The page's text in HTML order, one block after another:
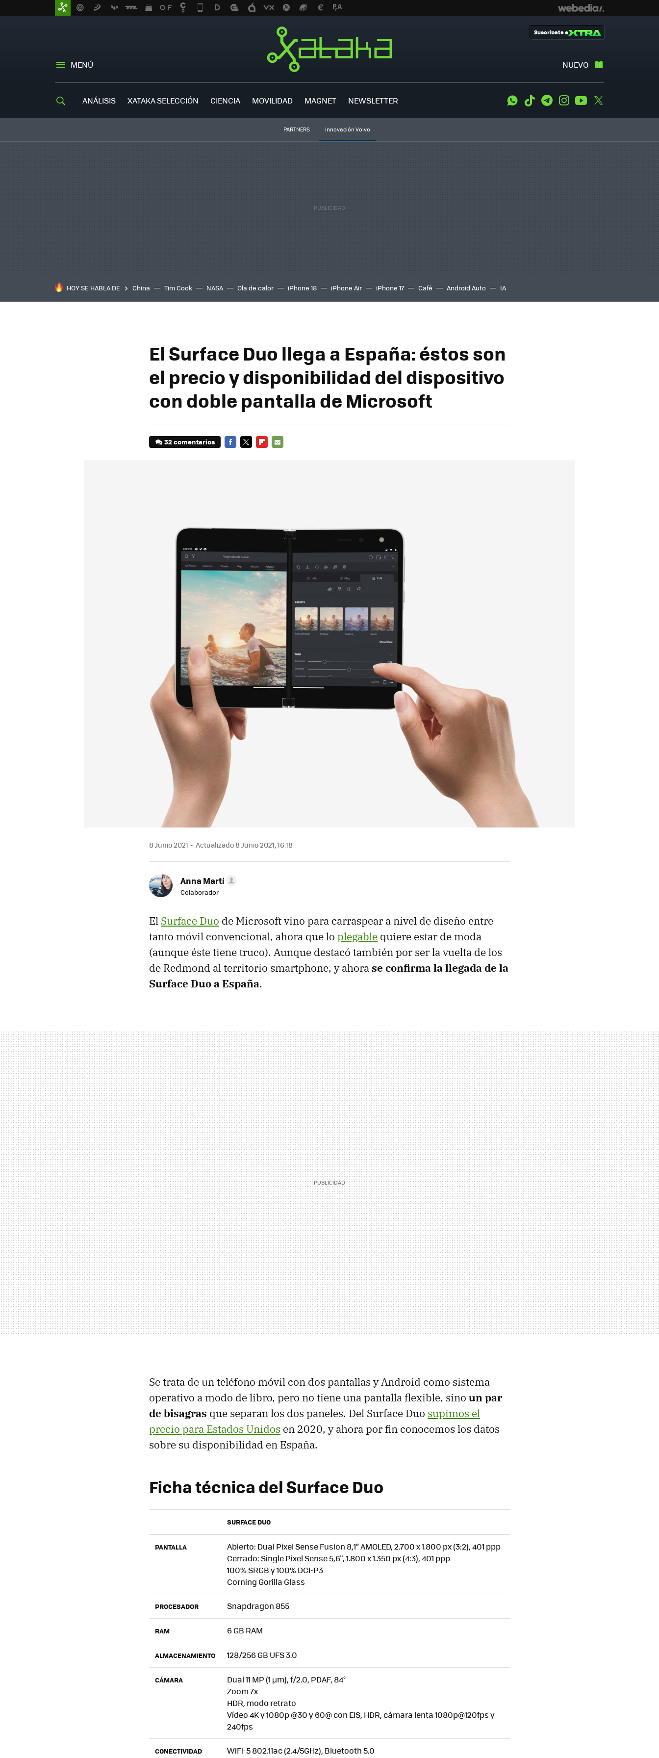
MENÚ NUEVO
Suscríbete a
ANÁLISIS XATAKA SELECCIÓN CIENCIA MOVILIDAD MAGNET NEWSLETTER WhatsApp
Tiktok TelegramInstagramYoutube
PARTNERS Innovación Volvo
HOY SE HABLA DE China Tim Cook NASA Ola de calor iPhone 18 iPhone Air iPhone 17 Café Android Auto IA
El Surface Duo llega a España: éstos son
el precio y disponibilidad del dispositivo
con doble pantalla de Microsoft
32 comentarios
8 Junio 2021 Actualizado 8 Junio 2021, 16:18
Anna Martí
Colaborador
El Surface Duo de Microsoft vino para carraspear a nivel de diseño entre
tanto móvil convencional, ahora que lo plegable quiere estar de moda
(aunque éste tiene truco). Aunque destacó también por ser la vuelta de los
de Redmond al territorio smartphone, y ahorase confirma la llegada de la
Surface Duo a España.
Se trata de un teléfono móvil con dos pantallas y Android como sistema
operativo a modo de libro, pero no tiene una pantalla flexible, sino un par
de bisagras que separan los dos paneles. Del Surface Duo supimos el
precio para Estados Unidos en 2020, y ahora por fin conocemos los datos
sobre su disponibilidad en España.
Ficha técnica del Surface Duo
SURFACE DUO
PANTALLA
Abierto: Dual Pixel Sense Fusion 8,1” AMOLED, 2.700 x 1.800 px (3:2), 401 ppp
Cerrado: Single Pixel Sense 5,6", 1.800 x 1.350 px (4:3), 401 ppp
100% SRGB y 100% DCI-P3
Corning Gorilla Glass
PROCESADOR Snapdragon 855
RAM 6 GB RAM
ALMACENAMIENTO 128/256 GB UFS 3.0
CÁMARA
Dual 11 MP (1 µm), f/2.0, PDAF, 84°
Zoom 7x
HDR, modo retrato
Vídeo 4K y 1080p @30 y 60@ con EIS, HDR, cámara lenta 1080p@120fps y
240fps
CONECTIVIDAD
WiFi-5 802.11ac (2.4/5GHz), Bluetooth 5.0